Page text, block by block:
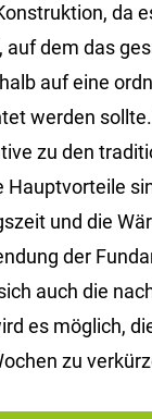
da
dem das
auf eine
werden
zu den
Hauptvorteile
und die
der
auch die
es möglich,
zu